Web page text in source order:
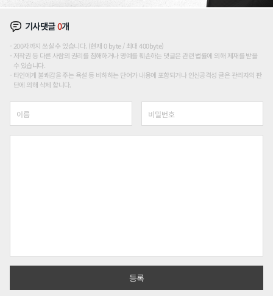
기사댓글0개
200자까지 쓰실 수 있습니다. (현재 0 byte / 최대 400byte)
저작권 등 다른 사람의 권리를 침해하거나 명예를 훼손하는 댓글은 관련 법률에 의해 제재를 받을
수 있습니다.
타인에게 불쾌감을 주는 욕설 등 비하하는 단어가 내용에 포함되거나 인신공격성 글은 관리자의 판
단에 의해 삭제 합니다.